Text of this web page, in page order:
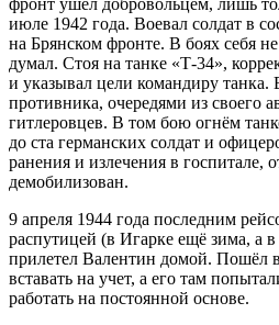
фронт ушёл добровольцем, лишь
июле 1942 года. Воевал солдат в
на Брянском фронте. В боях себя
думал. Стоя на танке «Т-34»,
и указывал цели командиру
противника, очередями из своего
гитлеровцев. В том бою огнём
до ста германских солдат и
ранения и излечения в госпитале,
демобилизован.
9 апреля 1944 года последним
распутицей (в Игарке ещё зима, а
прилетел Валентин домой. Пошёл
вставать на учет, а его там
работать на постоянной основе.